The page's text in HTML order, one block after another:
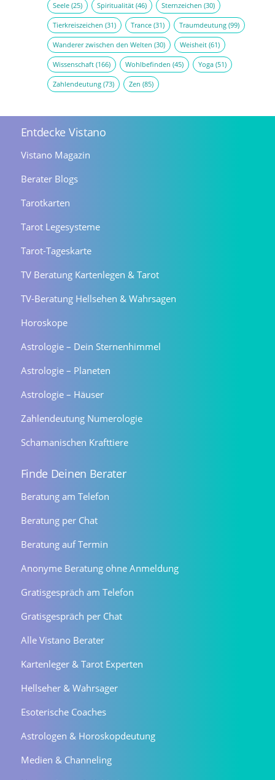
Seele(25) Spiritualität(46) Sternzeichen (30)
Tierkreiszeichen (31) Trance(31) Traumdeutung(99)
Wanderer zwischen den Welten (30) Weisheit(61)
Wissenschaft(166) Wohlbefinden (45) Yoga(51)
Zahlendeutung(73) Zen (85)
Entdecke Vistano
Vistano Magazin
Berater Blogs
Tarotkarten
Tarot Legesysteme
Tarot-Tageskarte
TV Beratung Kartenlegen & Tarot
TV-Beratung Hellsehen & Wahrsagen
Horoskope
Astrologie – Dein Sternenhimmel
Astrologie – Planeten
Astrologie – Häuser
Zahlendeutung Numerologie
Schamanischen Krafttiere
Finde Deinen Berater
Beratung am Telefon
Beratung per Chat
Beratung auf Termin
Anonyme Beratung ohne Anmeldung
Gratisgespräch am Telefon
Gratisgespräch per Chat
Alle Vistano Berater
Kartenleger & Tarot Experten
Hellseher & Wahrsager
Esoterische Coaches
Astrologen & Horoskopdeutung
Medien & Channeling